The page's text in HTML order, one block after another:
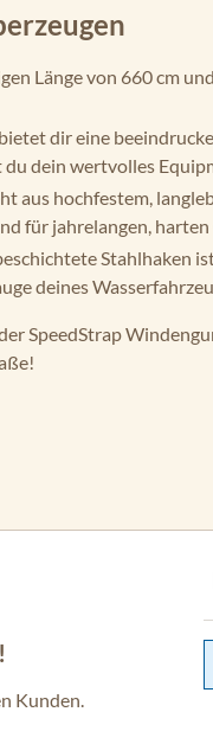
Länge von 660 cm
dir eine
dein wertvolles
aus hochfestem,
für jahrelangen,
Stahlhaken
deines
SpeedStrap
5 Sternen
Kunden.